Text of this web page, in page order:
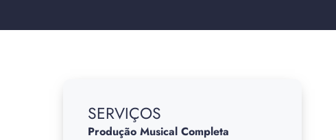
SERVIÇOS
Produção Musical Completa